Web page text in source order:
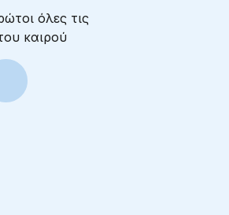
όλες τις
καιρού